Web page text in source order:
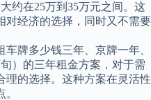
约在25万到35万元之间。这
对经济的选择，同时又不需要
牌多少钱三年、京牌一年、
）的三年租金方案，对于需
理的选择。这种方案在灵活性